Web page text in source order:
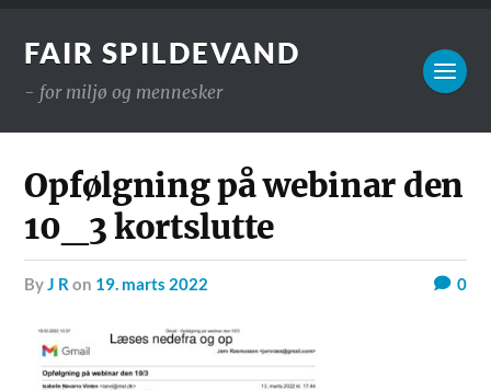
FAIR SPILDEVAND
- for miljø og mennesker
Opfølgning på webinar den
10_3 kortslutte
byJ R on 19. marts 2022 0